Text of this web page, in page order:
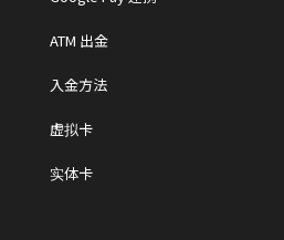
ATM 出金
入金方法
虚拟卡
实体卡